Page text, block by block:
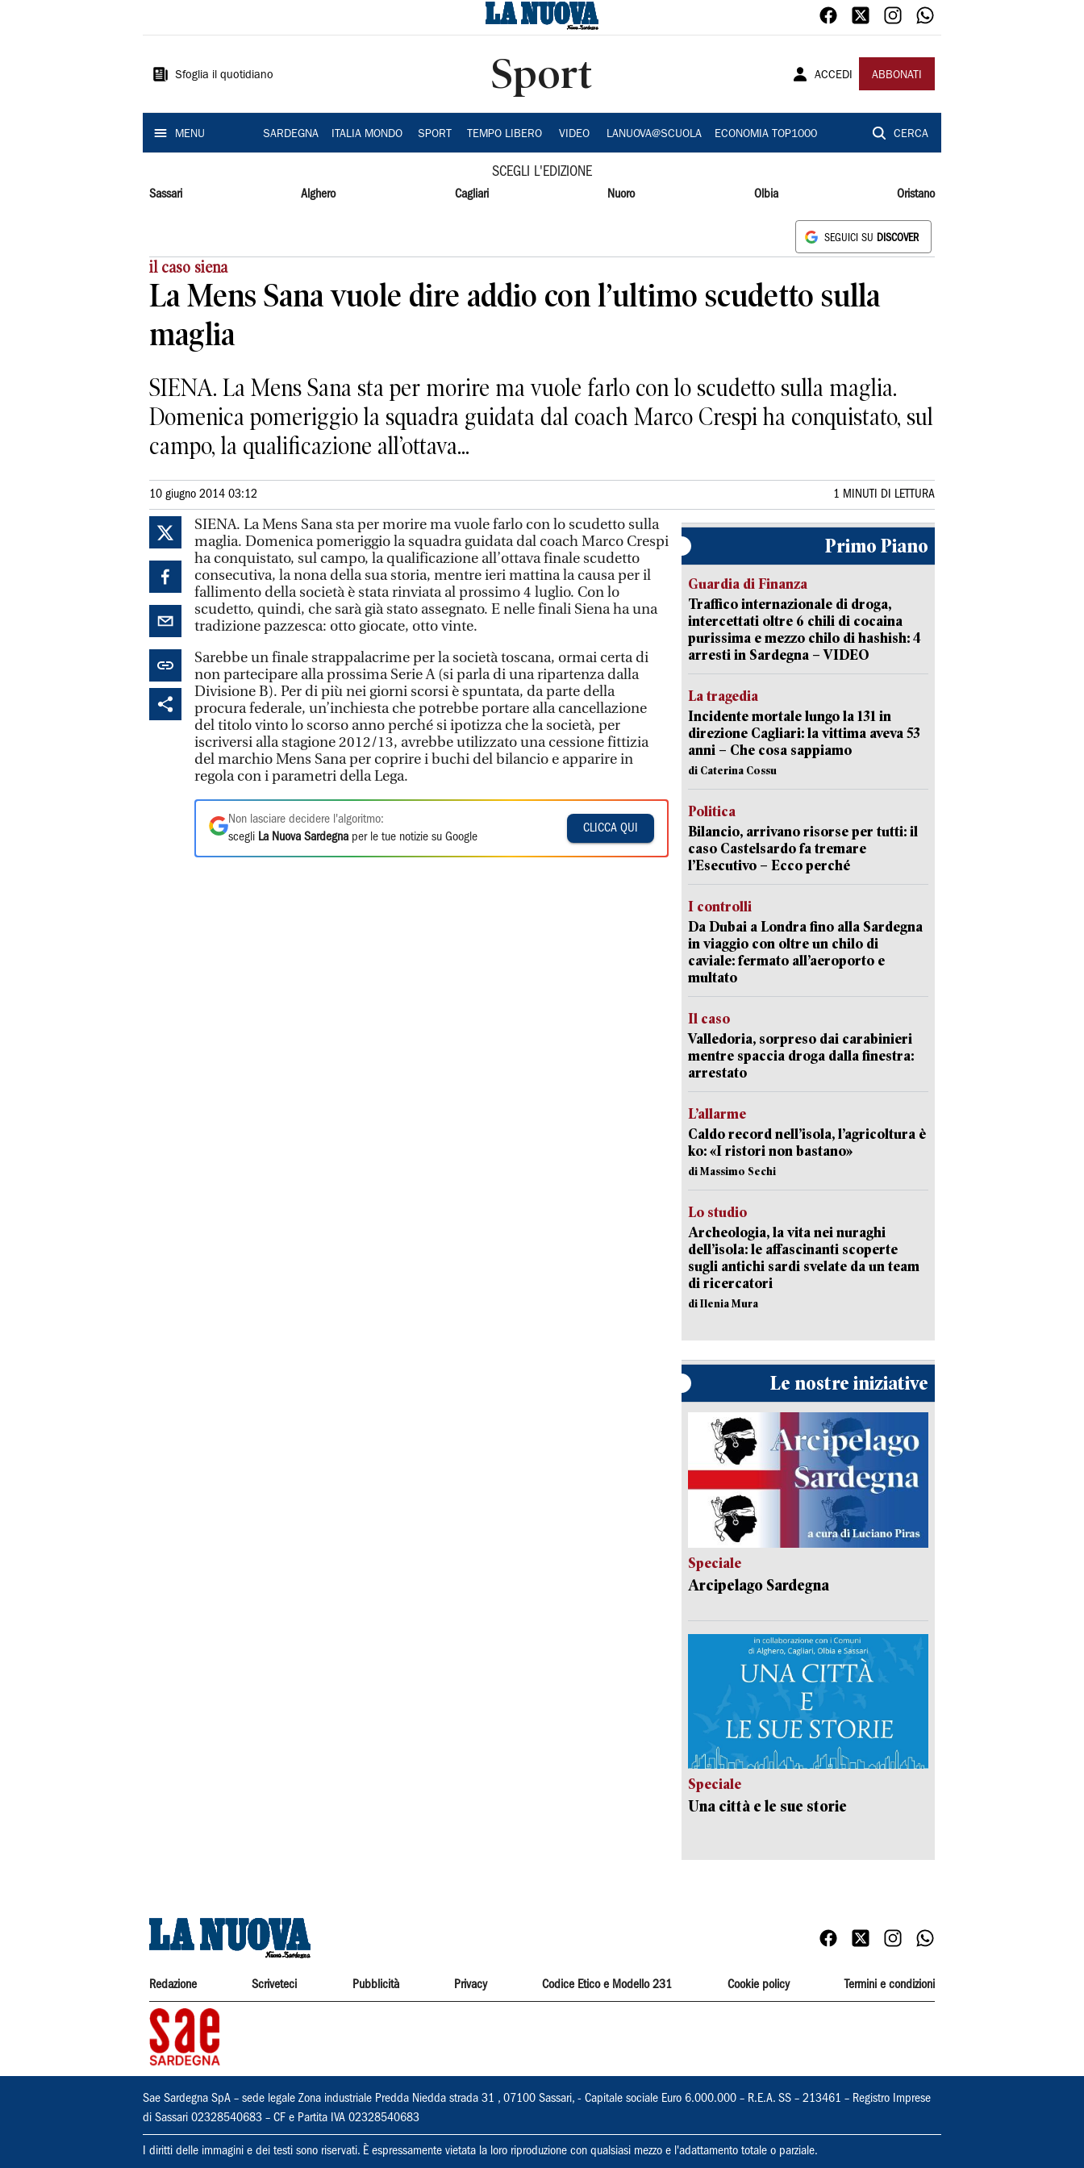
Sardegna
Sfoglia il quotidiano Sport ACCEDI ABBONATI
MENU SARDEGNA ITALIA MONDO SPORT TEMPO LIBERO VIDEO LANUOVA@SCUOLA ECONOMIA TOP1000 CERCA
SCEGLI L'EDIZIONE
Sassari Alghero Cagliari Nuoro Olbia Oristano
SEGUICI SU DISCOVER
il caso siena
La Mens Sana vuole dire addio con l’ultimo scudetto sulla
maglia
SIENA. La Mens Sana sta per morire ma vuole farlo con lo scudetto sulla maglia.
Domenica pomeriggio la squadra guidata dal coach Marco Crespi ha conquistato, sul
campo, la qualificazione all’ottava...
10 giugno 2014 03:12 1 MINUTI DI LETTURA
SIENA. La Mens Sana sta per morire ma vuole farlo con lo scudetto sulla
maglia. Domenica pomeriggio la squadra guidata dal coach Marco Crespi
ha conquistato, sul campo, la qualificazione all’ottava finale scudetto
consecutiva, la nona della sua storia, mentre ieri mattina la causa per il
fallimento della società è stata rinviata al prossimo 4 luglio. Con lo
scudetto, quindi, che sarà già stato assegnato. E nelle finali Siena ha una
tradizione pazzesca: otto giocate, otto vinte.
Sarebbe un finale strappalacrime per la società toscana, ormai certa di
non partecipare alla prossima Serie A (si parla di una ripartenza dalla
Divisione B). Per di più nei giorni scorsi è spuntata, da parte della
procura federale, un’inchiesta che potrebbe portare alla cancellazione
del titolo vinto lo scorso anno perché si ipotizza che la società, per
iscriversi alla stagione 2012/13, avrebbe utilizzato una cessione fittizia
del marchio Mens Sana per coprire i buchi del bilancio e apparire in
regola con i parametri della Lega.
Non lasciare decidere l'algoritmo:
scegli La Nuova Sardegna per le tue notizie su Google
CLICCA QUI
Primo Piano
Guardia di Finanza
Traffico internazionale di droga,
intercettati oltre 6 chili di cocaina
purissima e mezzo chilo di hashish: 4
arresti in Sardegna – VIDEO
La tragedia
Incidente mortale lungo la 131 in
direzione Cagliari: la vittima aveva 53
anni – Che cosa sappiamo
di Caterina Cossu
Politica
Bilancio, arrivano risorse per tutti: il
caso Castelsardo fa tremare
l’Esecutivo – Ecco perché
I controlli
Da Dubai a Londra fino alla Sardegna
in viaggio con oltre un chilo di
caviale: fermato all’aeroporto e
multato
Il caso
Valledoria, sorpreso dai carabinieri
mentre spaccia droga dalla finestra:
arrestato
L’allarme
Caldo record nell’isola, l’agricoltura è
ko: «I ristori non bastano»
di Massimo Sechi
Lo studio
Archeologia, la vita nei nuraghi
dell’isola: le affascinanti scoperte
sugli antichi sardi svelate da un team
di ricercatori
di Ilenia Mura
Le nostre iniziative
Speciale
Arcipelago Sardegna
Speciale
Una città e le sue storie
Redazione Scriveteci Pubblicità Privacy Codice Etico e Modello 231 Cookie policy Termini e condizioni
Sae Sardegna SpA – sede legale Zona industriale Predda Niedda strada 31 , 07100 Sassari, - Capitale sociale Euro 6.000.000 – R.E.A. SS – 213461 – Registro Imprese
di Sassari 02328540683 – CF e Partita IVA 02328540683
I diritti delle immagini e dei testi sono riservati. È espressamente vietata la loro riproduzione con qualsiasi mezzo e l'adattamento totale o parziale.